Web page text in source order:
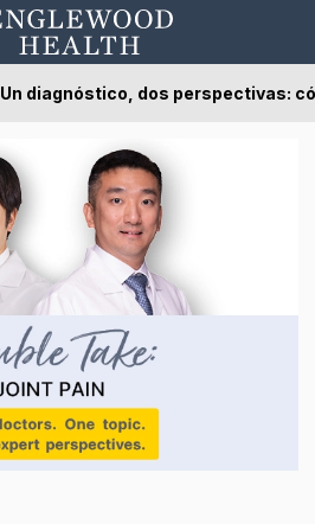
Un diagnóstico, dos perspectivas: